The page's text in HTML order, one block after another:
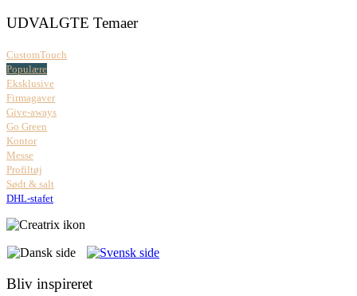
UDVALGTE Temaer
CustomTouch
Populære
Eksklusive
Firmagaver
Give-aways
Go Green
Kontor
Messe
Profiltøj
Sødt & salt
DHL-stafet
Bliv inspireret